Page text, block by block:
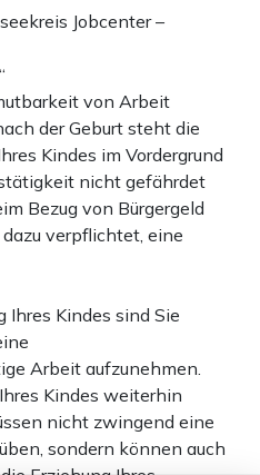
Jobcenter –
von Arbeit
der Geburt steht die
Kindes im Vordergrund
nicht gefährdet
Bezug von Bürgergeld
verpflichtet, eine
Ihres Kindes sind Sie
Arbeit aufzunehmen.
Kindes weiterhin
nicht zwingend eine
sondern können auch